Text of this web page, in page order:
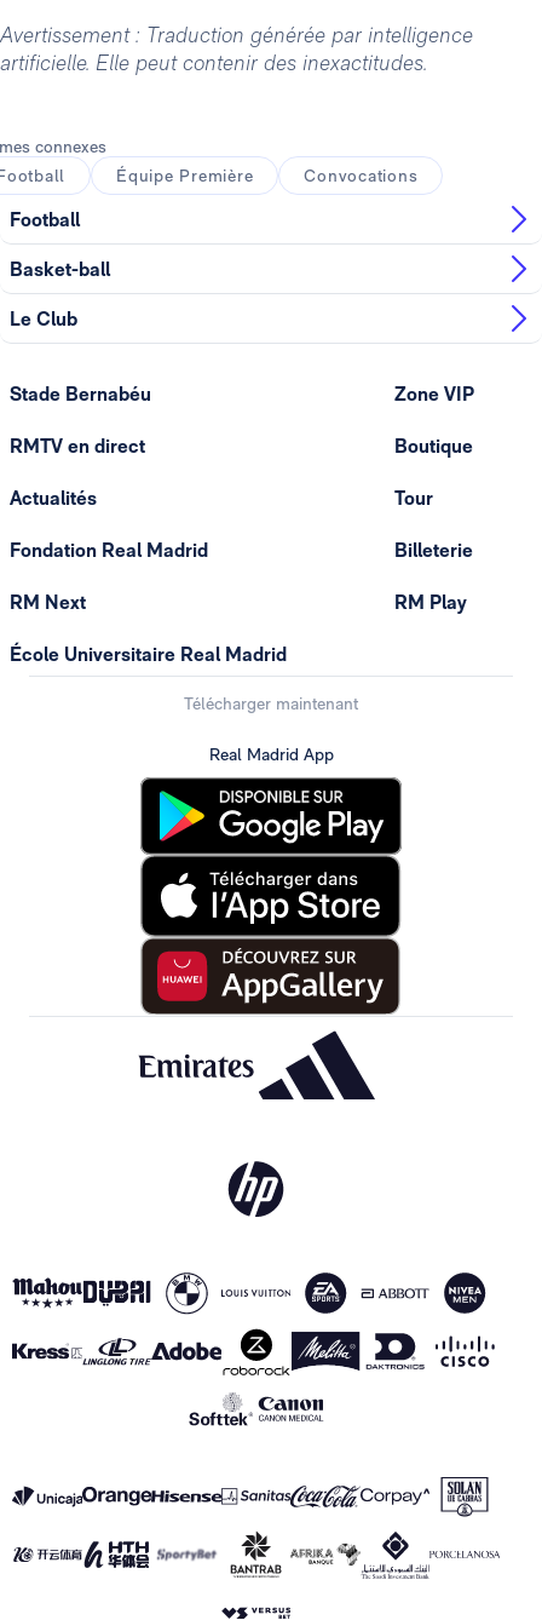
Avertissement : Traduction générée par intelligence
artificielle. Elle peut contenir des inexactitudes.
connexes
Équipe Première Convocations
Football
Basket-ball
Le Club
Stade Bernabéu
RMTV en direct
Actualités
Fondation Real Madrid
RM Next
École Universitaire Real Madrid
Zone VIP
Boutique
Tour
Billeterie
RM Play
Télécharger maintenant
Real Madrid App